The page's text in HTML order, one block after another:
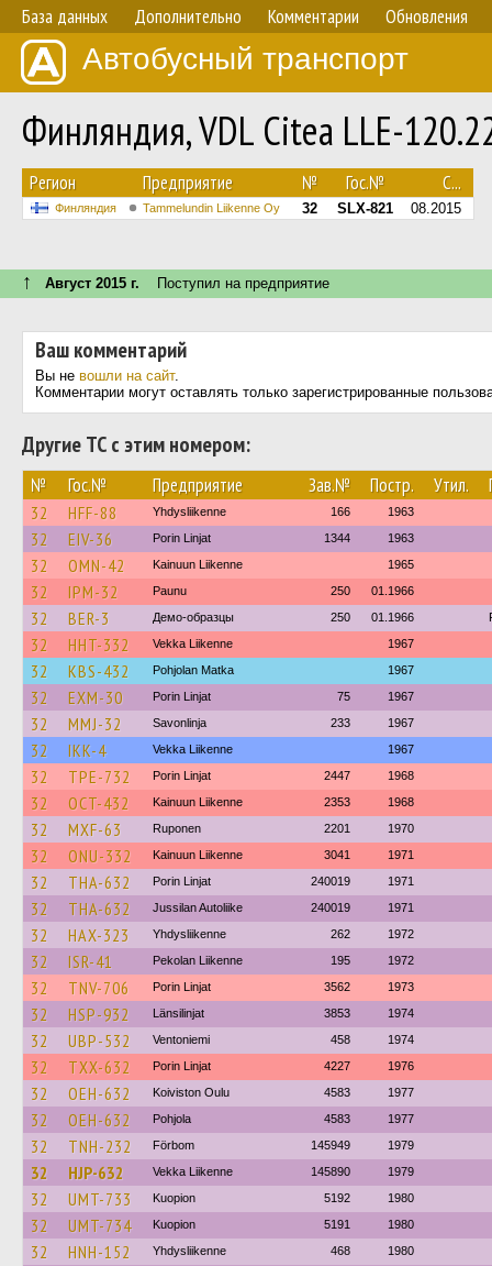
База данных Дополнительно Комментарии Обновления
Автобусный транспорт
Финляндия, VDL Citea LLE-
Регион Предприятие № Гос.№ С...
Финляндия Tammelundin Liikenne Oy 32 SLX-821 08.2015
↑ Август 2015 г. Поступил на предприятие
Ваш комментарий
Вы не вошли на сайт.
Комментарии могут оставлять только зарегистрированные
Другие ТС с этим номером:
№ Гос.№ Предприятие Зав.№ Постр. Утил.
32 HFF-88 Yhdysliikenne 166 1963
32 EIV-36 Porin Linjat 1344 1963
32 OMN-42 Kainuun Liikenne 1965
32 IPM-32 Paunu 250 01.1966
32 BER-3 Демо-образцы 250 01.1966
32 HHT-332 Vekka Liikenne 1967
32 KBS-432 Pohjolan Matka 1967
32 EXM-30 Porin Linjat 75 1967
32 MMJ-32 Savonlinja 233 1967
32 IKK-4 Vekka Liikenne 1967
32 TPE-732 Porin Linjat 2447 1968
32 OCT-432 Kainuun Liikenne 2353 1968
32 MXF-63 Ruponen 2201 1970
32 ONU-332 Kainuun Liikenne 3041 1971
32 THA-632 Porin Linjat 240019 1971
32 THA-632 Jussilan Autoliike 240019 1971
32 HAX-323 Yhdysliikenne 262 1972
32 ISR-41 Pekolan Liikenne 195 1972
32 TNV-706 Porin Linjat 3562 1973
32 HSP-932 Länsilinjat 3853 1974
32 UBP-532 Ventoniemi 458 1974
32 TXX-632 Porin Linjat 4227 1976
32 OEH-632 Koiviston Oulu 4583 1977
32 OEH-632 Pohjola 4583 1977
32 TNH-232 Förbom 145949 1979
32 HJP-632 Vekka Liikenne 145890 1979
32 UMT-733 Kuopion 5192 1980
32 UMT-734 Kuopion 5191 1980
32 HNH-152 Yhdysliikenne 468 1980